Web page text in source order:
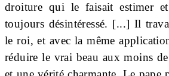
droiture qui le faisait estimer
toujours désintéressé. [...] Il
le roi, et avec la même
réduire le vrai beau aux moins